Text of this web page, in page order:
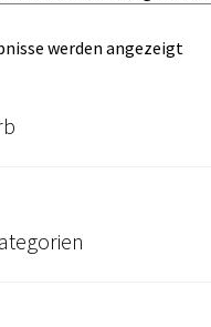
werden angezeigtNach